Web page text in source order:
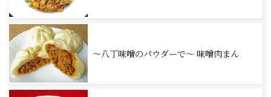
～八丁味噌のパウダーで～ 味噌肉まん